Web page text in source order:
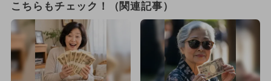
こちらもチェック！（関連記事）